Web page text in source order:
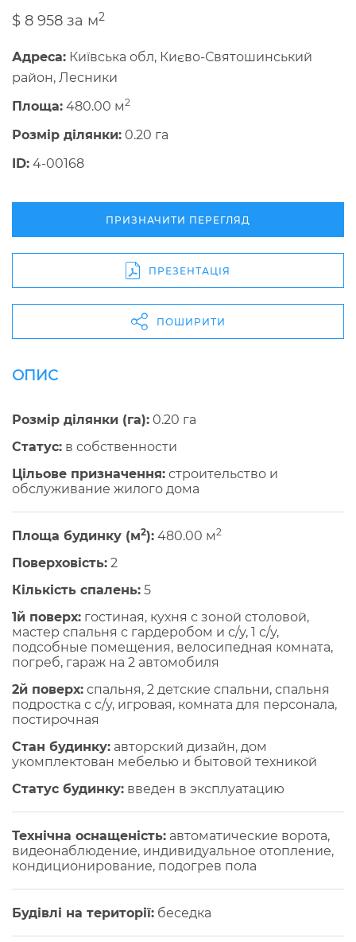
$ 8 958 за м2
Адреса: Київська обл, Києво-Святошинський
район, Лесники
Площа: 480.00 м2
Розмір ділянки: 0.20 га
ID: 4-00168
ПРИЗНАЧИТИ ПЕРЕГЛЯД
ПРЕЗЕНТАЦІЯ
ПОШИРИТИ
ОПИС
Розмір ділянки (га): 0.20 га
Cтатус: в собственности
Цільове призначення: строительство и
обслуживание жилого дома
Площа будинку (м2): 480.00 м2
Поверховість: 2
Кількість спалень: 5
1й поверх: гостиная, кухня с зоной столовой,
мастер спальня с гардеробом и с/у, 1 с/у,
подсобные помещения, велосипедная комната,
погреб, гараж на 2 автомобиля
2й поверх: спальня, 2 детские спальни, спальня
подростка с с/у, игровая, комната для персонала,
постирочная
Стан будинку: авторский дизайн, дом
укомплектован мебелью и бытовой техникой
Статус будинку: введен в эксплуатацию
Технічна оснащеність: автоматические ворота,
видеонаблюдение, индивидуальное отопление,
кондиционирование, подогрев пола
Будівлі на території: беседка